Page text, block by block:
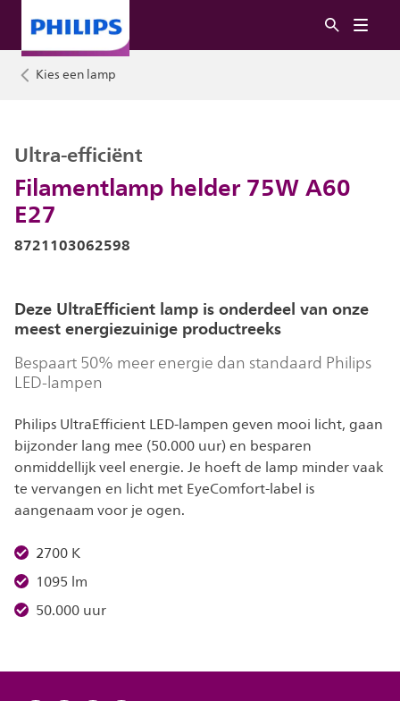
Kies een lamp
Filamentlamp helder 75W A60
E27
Ultra-efficiënt
8721103062598
Deze UltraEfficient lamp is onderdeel van onze
meest energiezuinige productreeks
Bespaart 50% meer energie dan standaard Philips
LED-lampen
Philips UltraEfficient LED-lampen geven mooi licht, gaan
bijzonder lang mee (50.000 uur) en besparen
onmiddellijk veel energie. Je hoeft de lamp minder vaak
te vervangen en licht met EyeComfort-label is
aangenaam voor je ogen.
2700 K
1095 lm
50.000 uur